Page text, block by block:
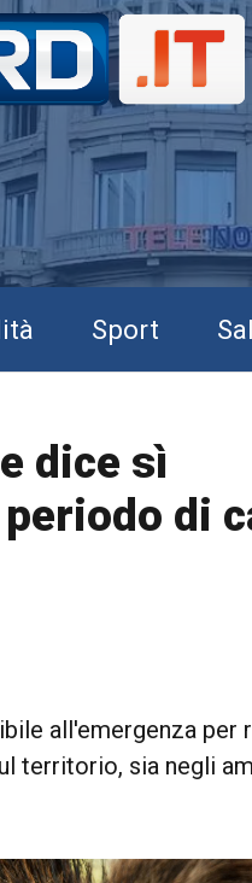
Sport
dice sì
di
all'emergenza per
territorio, sia negli